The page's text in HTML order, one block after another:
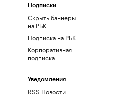
Подписки
Скрыть баннеры
на РБК
Подписка на РБК
Корпоративная
подписка
Уведомления
RSS Новости